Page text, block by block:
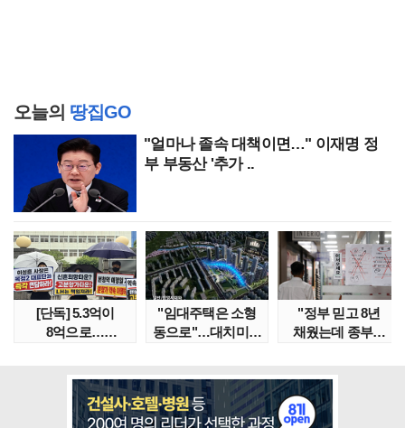
오늘의 땅집GO
"얼마나 졸속 대책이면…" 이재명 정
부 부동산 '추가 ..
[단독] 5.3억이
8억으로…
"임대주택은 소형
동으로"…대치미도
"정부 믿고 8년
채웠는데 종부세